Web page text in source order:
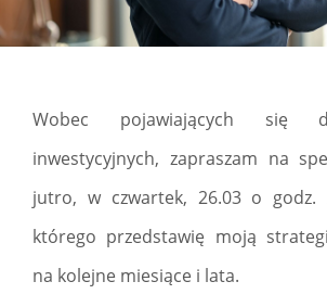
Wobec pojawiających się
inwestycyjnych, zapraszam na
jutro, w czwartek, 26.03 o godz.
którego przedstawię moją
na kolejne miesiące i lata.